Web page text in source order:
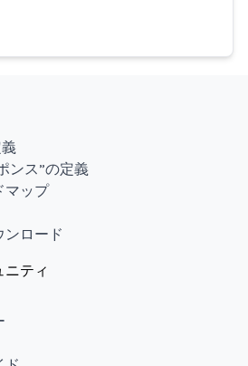
ンス”の定義
マップ
ンロード
ティ